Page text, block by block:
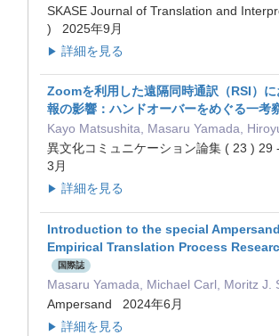
SKASE Journal of Translation and
) 2025年9月
▶ 詳細を見る
Zoomを利用した遠隔同時通訳（RSI）
報の影響：ハンドオーバーをめぐる一考
Kayo Matsushita, Masaru Yamada,
異文化コミュニケーション論集 ( 23 )
3月
▶ 詳細を見る
Introduction to the special
Empirical Translation Process
国際誌
Masaru Yamada, Michael Carl, Moritz J.
Ampersand 2024年6月
▶ 詳細を見る